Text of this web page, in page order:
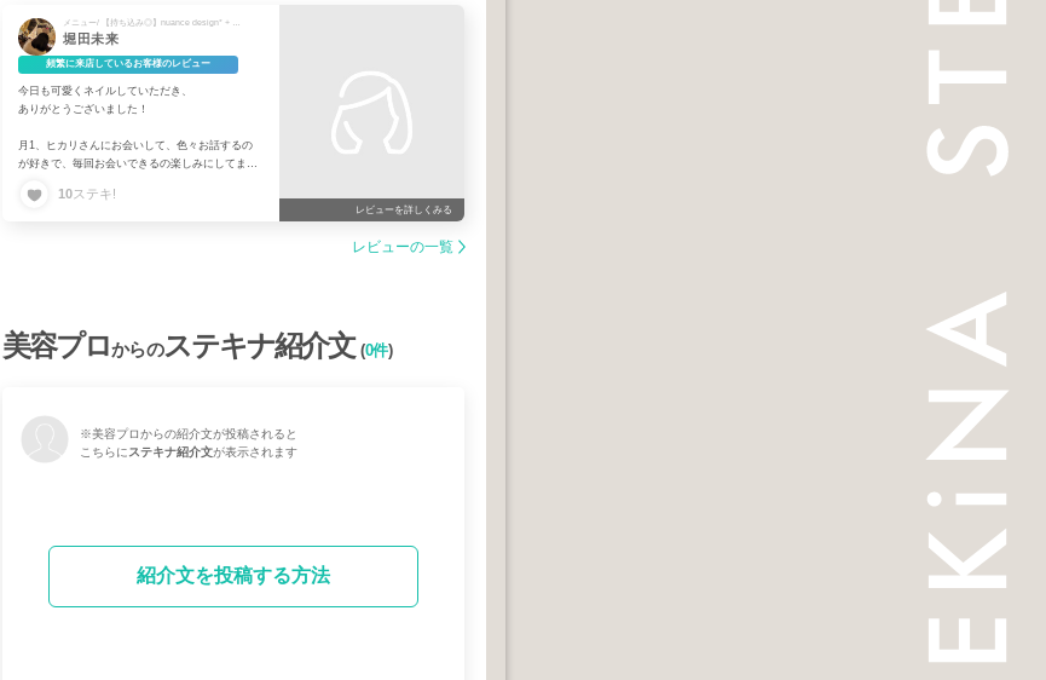
堀田未来
頻繁に来店しているお客様のレビュー
今日も可愛くネイルしていただき、
ありがとうございました！
月1、ヒカリさんにお会いして、色々お話するの
が好きで、毎回お会いできるの楽しみにしてま
10ステキ!
レビューを詳しくみる
レビューの一覧
美容プロからのステキナ紹介文(0件)
※美容プロからの紹介文が投稿されると
こちらにステキナ紹介文が表示されます
紹介文を投稿する方法